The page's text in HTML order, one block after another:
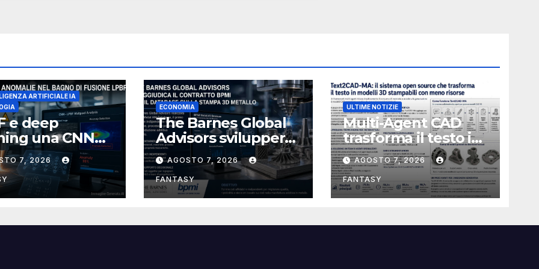
ARTIFICIALE IA
e deep
una CNN
le
del bagno
7, 2026
ECONOMIA
The Barnes Global
Advisors svilupperà
per BPMI un
database per la
stampa 3D
metallica destinata
statunitense
AGOSTO 7, 2026
FANTASY
ULTIME NOTIZIE
Multi-Agent CAD
trasforma il testo in
CAD usando 116
volte meno token
AGOSTO 7, 2026
FANTASY